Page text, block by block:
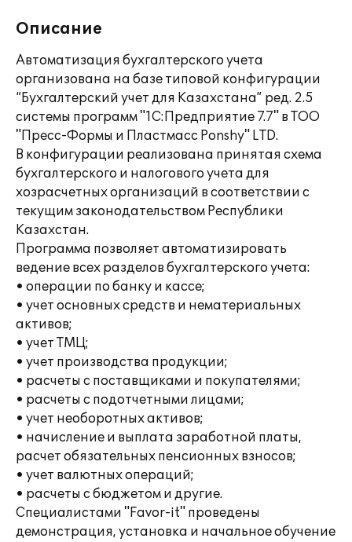
Описание
Автоматизация бухгалтерского учета
организована на базе типовой конфигурации
“Бухгалтерский учет для Казахстана” ред. 2.5
системы программ "1С:Предприятие 7.7" в ТОО
"Пресс-Формы и Пластмасс Ponshy" LTD.
В конфигурации реализована принятая схема
бухгалтерского и налогового учета для
хозрасчетных организаций в соответствии с
текущим законодательством Республики
Казахстан.
Программа позволяет автоматизировать
ведение всех разделов бухгалтерского учета:
• операции по банку и кассе;
• учет основных средств и нематериальных
активов;
• учет ТМЦ;
• учет производства продукции;
• расчеты с поставщиками и покупателями;
• расчеты с подотчетными лицами;
• учет необоротных активов;
• начисление и выплата заработной платы,
расчет обязательных пенсионных взносов;
• учет валютных операций;
• расчеты с бюджетом и другие.
Специалистами "Favor-it" проведены
демонстрация, установка и начальное обучение